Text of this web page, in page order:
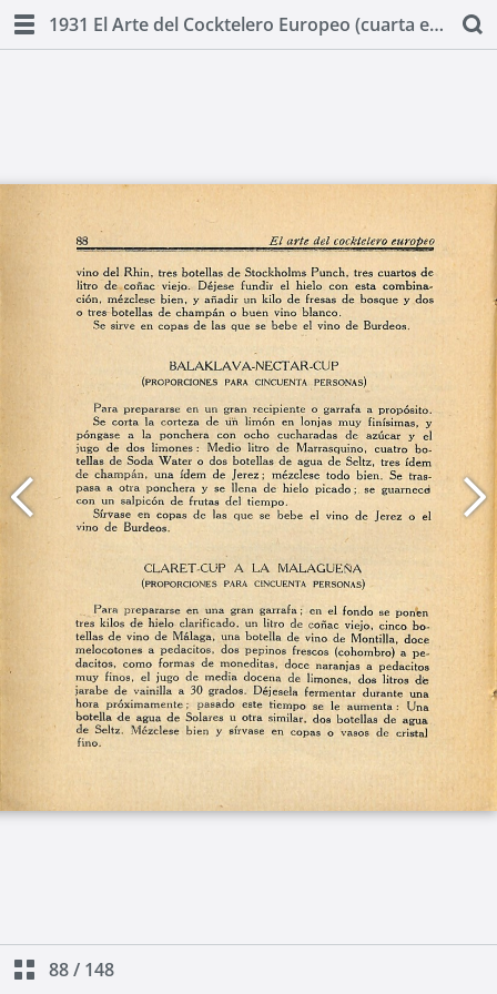
1931 El Arte del Cocktelero Europeo (cuarta edicion) by Ignacio Domenech
88/ 148